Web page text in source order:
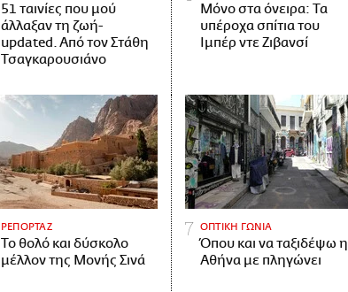
51 ταινίες που μού
άλλαξαν τη ζωή-
updated. Aπό τον Στάθη
Τσαγκαρουσιάνο
Μόνο στα όνειρα: Τα
υπέροχα σπίτια του
Ιμπέρ ντε Ζιβανσί
ΡΕΠΟΡΤΑΖ
Το θολό και δύσκολο
μέλλον της Μονής Σινά
ΟΠΤΙΚΗ ΓΩΝΙΑ
Όπου και να ταξιδέψω η
Αθήνα με πληγώνει